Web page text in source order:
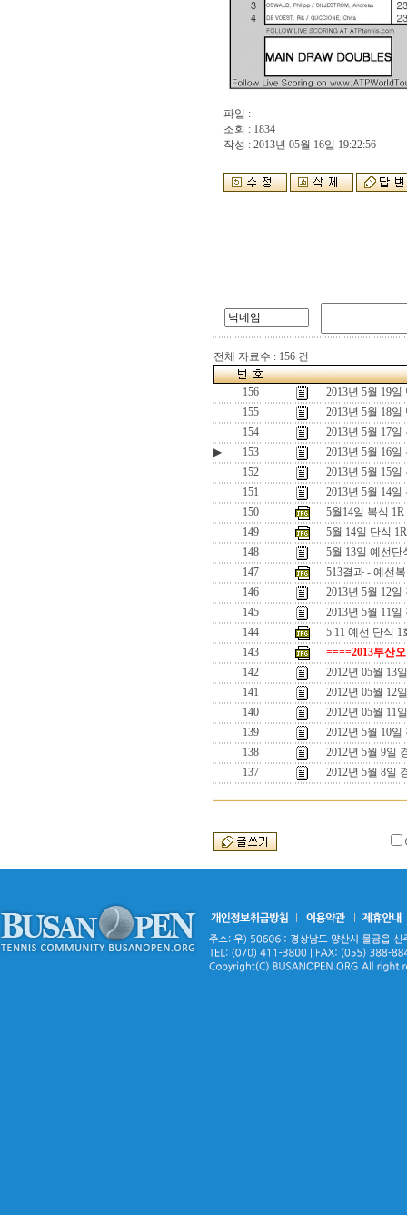
파일 :
조회 : 1834
작성 : 2013년 05월 16일 19:22:56
전체 자료수 : 156 건
156
2013년 5월 19
155
2013년 5월 18
154
2013년 5월 17
▶
153
2013년 5월 16
152
2013년 5월 15
151
2013년 5월 14
150
5월14일 복식
149
5월 14일 단식
148
5월 13일 예선단
147
513결과 - 예선
146
2013년 5월 12
145
2013년 5월 11일
144
5.11 예선 단식 1
143
====2013부산
142
2012년 05월 13
141
2012년 05월 12
140
2012년 05월 11
139
2012년 5월 10일
138
2012년 5월 9일
137
2012년 5월 8일